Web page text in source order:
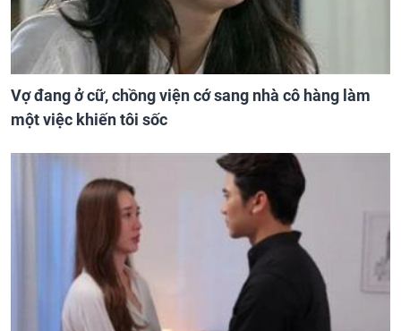
Vợ đang ở cữ, chồng viện cớ sang nhà cô hàng làm
một việc khiến tôi sốc